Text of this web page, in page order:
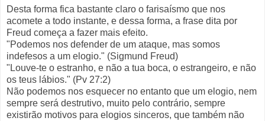
Desta forma fica bastante claro o farisaísmo que nos
acomete a todo instante, e dessa forma, a frase dita por
Freud começa a fazer mais efeito.
"Podemos nos defender de um ataque, mas somos
indefesos a um elogio." (Sigmund Freud)
"Louve-te o estranho, e não a tua boca, o estrangeiro, e não
os teus lábios." (Pv 27:2)
Não podemos nos esquecer no entanto que um elogio, nem
sempre será destrutivo, muito pelo contrário, sempre
existirão motivos para elogios sinceros, que também não